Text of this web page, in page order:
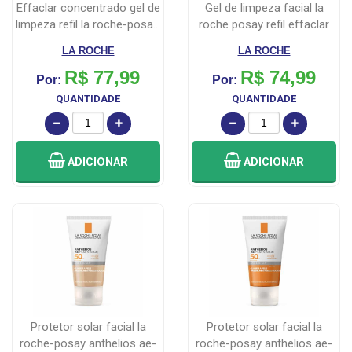
effaclar concentrado gel de
limpeza refil la roche-posa...
LA ROCHE
Por: R$ 77,99
QUANTIDADE
ADICIONAR
gel de limpeza facial la
roche posay refil effaclar
LA ROCHE
Por: R$ 74,99
QUANTIDADE
ADICIONAR
protetor solar facial la
roche-posay anthelios ae-
protetor solar facial la
roche-posay anthelios ae-